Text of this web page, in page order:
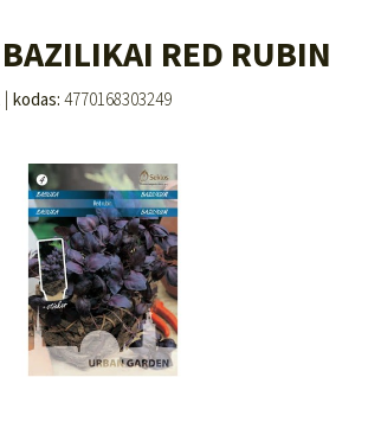
RED RUBIN
| kodas: 4770168303249